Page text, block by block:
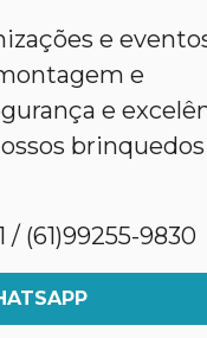
e
e
e
brinquedos
/ (61)99255-9830